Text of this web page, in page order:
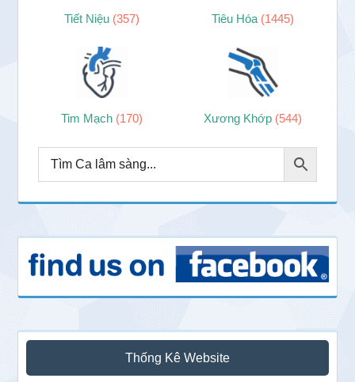
Tiết Niệu (357) Tiêu Hóa (1445)
Tim Mạch (170) Xương Khớp (544)
Thống Kê Website